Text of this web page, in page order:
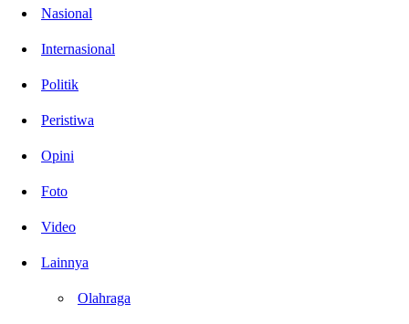
Nasional
Internasional
Politik
Peristiwa
Opini
Foto
Video
Lainnya
Olahraga